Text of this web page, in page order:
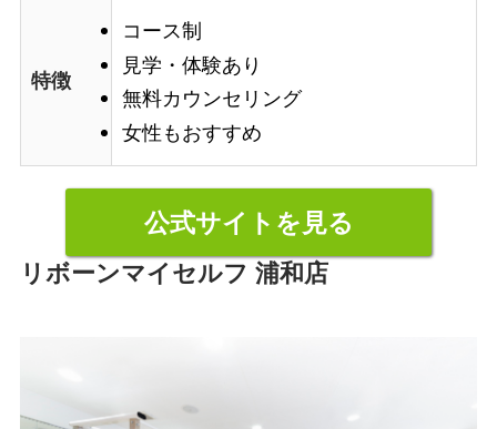
特徴
コース制
見学・体験あり
無料カウンセリング
女性もおすすめ
公式サイトを見る
リボーンマイセルフ 浦和店